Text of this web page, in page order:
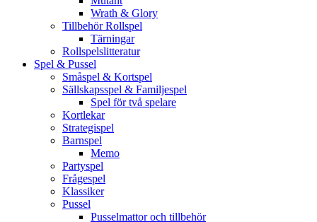
Wrath & Glory
Tillbehör Rollspel
Tärningar
Rollspelslitteratur
Spel & Pussel
Småspel & Kortspel
Sällskapsspel & Familjespel
Spel för två spelare
Kortlekar
Strategispel
Barnspel
Memo
Partyspel
Frågespel
Klassiker
Pussel
Pusselmattor och tillbehör